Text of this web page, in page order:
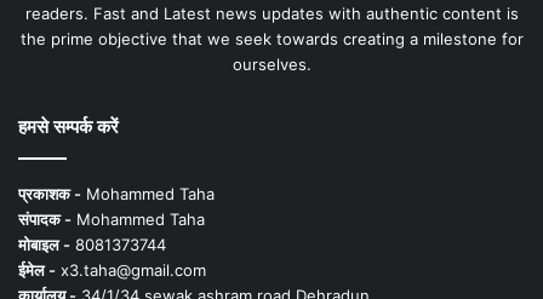
readers. Fast and Latest news updates with authentic content is
the prime objective that we seek towards creating a milestone for
ourselves.
हमसे सम्पर्क करें
प्रकाशक - Mohammed Taha
संपादक - Mohammed Taha
मोबाइल - 8081373744
ईमेल - x3.taha@gmail.com